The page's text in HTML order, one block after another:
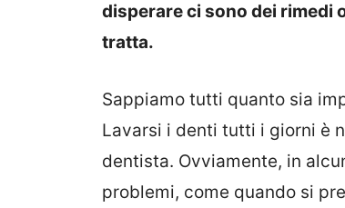
disperare ci sono dei rimedi
tratta.
Sappiamo tutti quanto sia
Lavarsi i denti tutti i giorni è
dentista. Ovviamente, in
problemi, come quando si